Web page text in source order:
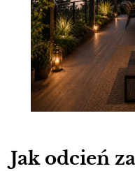
Jak odcień